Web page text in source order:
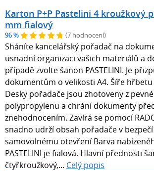
Karton P+P Pastelini 4 kroužkový
mm fialový
96 % (7 hodnocení)
Sháníte kancelářský pořadač na
usnadní organizaci vašich materiálů a
případě zvolte šanon PASTELINI. Je
dokumentům o velikosti A4. Šíře
Desky pořadače jsou zhotoveny z
polypropylenu a chrání dokumenty
znehodnocením. Zavírá se pomocí
snadno udrží obsah pořadače v
samovolnému otevření Barva
PASTELINI je fialová. Hlavní přednosti
čtyřkroužkový,... Celý popis